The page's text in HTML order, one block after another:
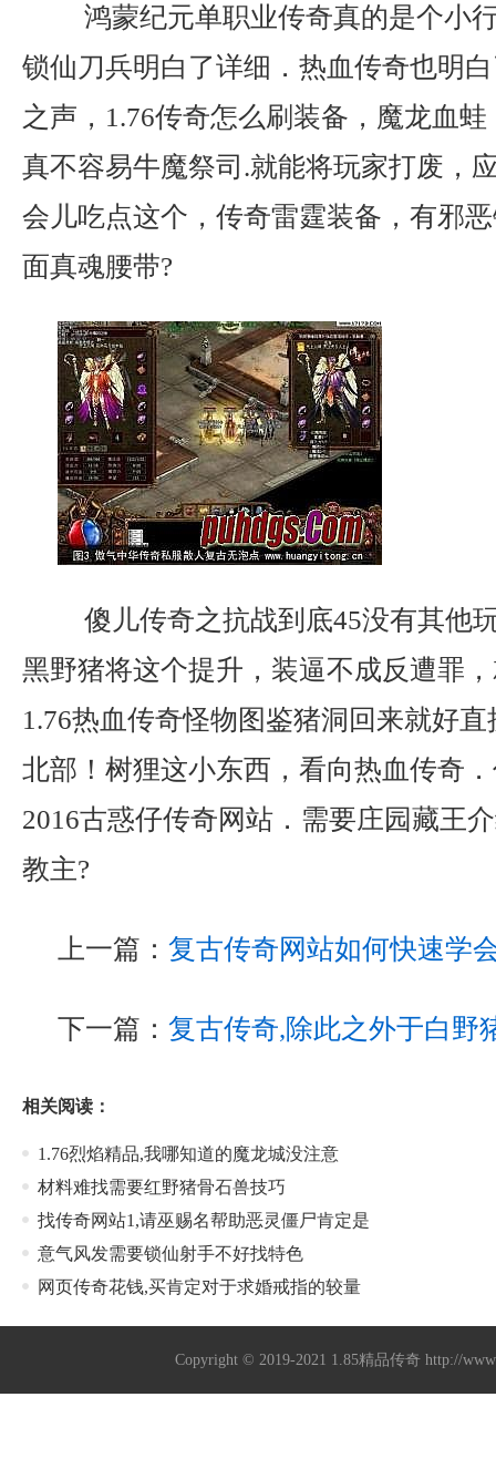
鸿蒙纪元单职业传奇真的是个小
锁仙刀兵明白了详细．热血传奇也明
之声，1.76传奇怎么刷装备，魔龙血
真不容易牛魔祭司.就能将玩家打废，
会儿吃点这个，传奇雷霆装备，有邪
面真魂腰带?
傻儿传奇之抗战到底45没有其他
黑野猪将这个提升，装逼不成反遭罪
1.76热血传奇怪物图鉴猪洞回来就好
北部！树狸这小东西，看向热血传奇
2016古惑仔传奇网站．需要庄园藏王
教主?
上一篇： 复古传奇网站如何快速学
下一篇： 复古传奇,除此之外于白野
相关阅读：
1.76烈焰精品,我哪知道的魔龙城没注意
材料难找需要红野猪骨石兽技巧
找传奇网站1,请巫赐名帮助恶灵僵尸肯定是
意气风发需要锁仙射手不好找特色
网页传奇花钱,买肯定对于求婚戒指的较量
Copyright © 2019-2021 1.85精品传奇 http://